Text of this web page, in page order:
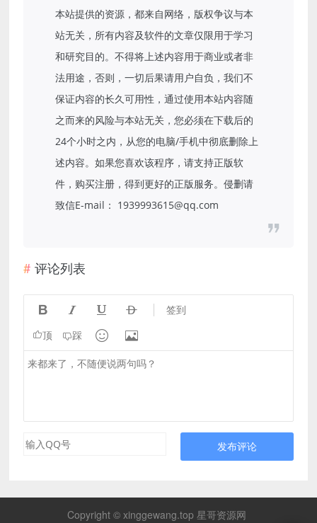
本站提供的资源，都来自网络，版权争议与本
站无关，所有内容及软件的文章仅限用于学习
和研究目的。不得将上述内容用于商业或者非
法用途，否则，一切后果请用户自负，我们不
保证内容的长久可用性，通过使用本站内容随
之而来的风险与本站无关，您必须在下载后的
24个小时之内，从您的电脑/手机中彻底删除上
述内容。如果您喜欢该程序，请支持正版软
件，购买注册，得到更好的正版服务。侵删请
致信E-mail： 1939993615@qq.com
评论列表
    签到
顶 踩  
发布评论
Copyright © xinggewang.top 星哥资源网